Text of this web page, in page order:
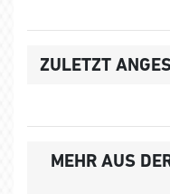
ZULETZT
MEHR AUS